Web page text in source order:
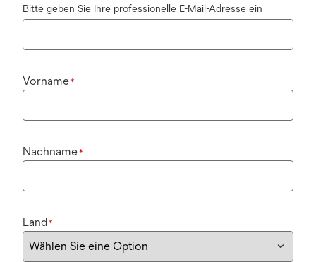
Bitte geben Sie Ihre professionelle E-Mail-Adresse ein
Vorname*
Nachname*
Land*